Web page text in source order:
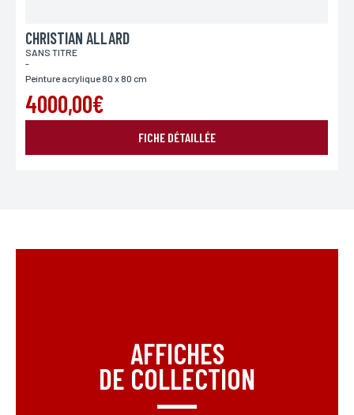
CHRISTIAN ALLARD
SANS TITRE
-
Peinture acrylique 80 x 80 cm
4000,00€
FICHE DÉTAILLÉE
AFFICHES
DE COLLECTION